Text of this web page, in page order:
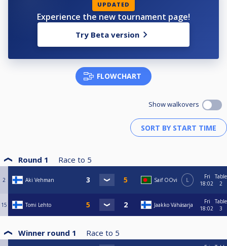
UPDATED
Experience the new tournament page!
Try Beta version
FLOWCHART
Show walkovers
Round 1 Race to 5
2 Aki Vehman Saif OOvi L
Fri
18:02
Table
2
15 Tomi Lehto Jaakko Vähäsarja
Fri
18:02
Table
3
Winner round 1 Race to 5